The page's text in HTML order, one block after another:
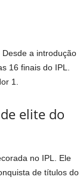
a introdução
16 finais do IPL.
1.
elite do
no IPL. Ele
de títulos do